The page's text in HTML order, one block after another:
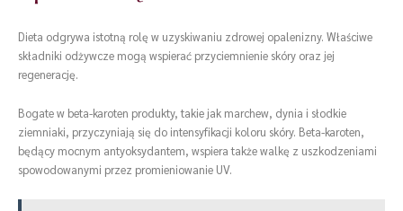
Dieta odgrywa istotną rolę w uzyskiwaniu zdrowej opalenizny. Właściwe
składniki odżywcze mogą wspierać przyciemnienie skóry oraz jej
regenerację.
Bogate w beta-karoten produkty, takie jak marchew, dynia i słodkie
ziemniaki, przyczyniają się do intensyfikacji koloru skóry. Beta-karoten,
będący mocnym antyoksydantem, wspiera także walkę z uszkodzeniami
spowodowanymi przez promieniowanie UV.